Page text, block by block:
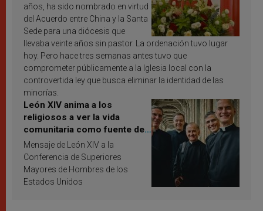
años, ha sido nombrado en virtud
del Acuerdo entre China y la Santa
Sede para una diócesis que
llevaba veinte años sin pastor. La ordenación tuvo lugar
hoy. Pero hace tres semanas antes tuvo que
comprometer públicamente a la Iglesia local con la
controvertida ley que busca eliminar la identidad de las
minorías.
León XIV anima a los
religiosos a ver la vida
comunitaria como fuente de
inspiración y santificación
Mensaje de León XIV a la
Conferencia de Superiores
Mayores de Hombres de los
Estados Unidos